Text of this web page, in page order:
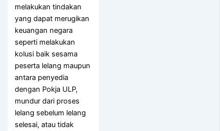
melakukan tindakan
yang dapat merugikan
keuangan negara
seperti melakukan
kolusi baik sesama
peserta lelang maupun
antara penyedia
dengan Pokja ULP,
mundur dari proses
lelang sebelum lelang
selesai, atau tidak